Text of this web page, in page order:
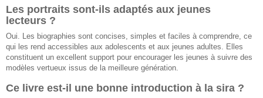
Les portraits sont-ils adaptés aux jeunes
lecteurs ?
Oui. Les biographies sont concises, simples et faciles à comprendre, ce
qui les rend accessibles aux adolescents et aux jeunes adultes. Elles
constituent un excellent support pour encourager les jeunes à suivre des
modèles vertueux issus de la meilleure génération.
Ce livre est-il une bonne introduction à la sira ?